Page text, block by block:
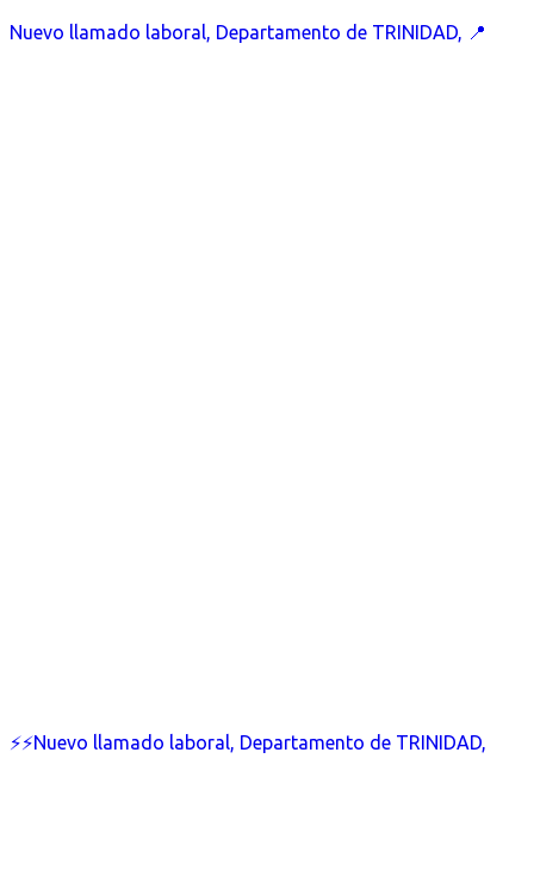
Nuevo llamado laboral, Departamento de TRINIDAD, 📍
⚡⚡Nuevo llamado laboral, Departamento de TRINIDAD,